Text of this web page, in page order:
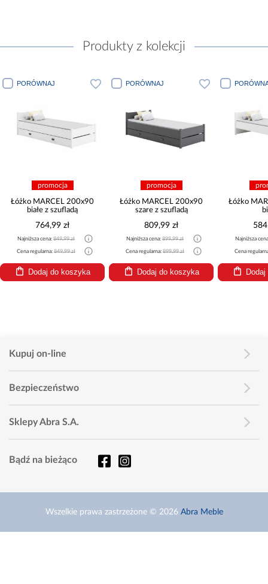
Produkty z kolekcji
PORÓWNAJ
promocja
Łóżko MARCEL 200x90
białe z szufladą
764,99 zł
Najniższa cena: 849,99 zł
Cena regularna: 849,99 zł
Dodaj do koszyka
PORÓWNAJ
promocja
Łóżko MARCEL 200x90
szare z szufladą
809,99 zł
Najniższa cena: 899,99 zł
Cena regularna: 899,99 zł
Dodaj do koszyka
Łóżko
Najniższa
Cena
Kupuj on-line
Bezpieczeństwo
Sklepy Abra S.A.
Bądź na bieżąco
Wszelkie prawa zastrzeżone © 2026 Abra Meble